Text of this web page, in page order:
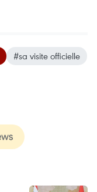
#sa visite officielle